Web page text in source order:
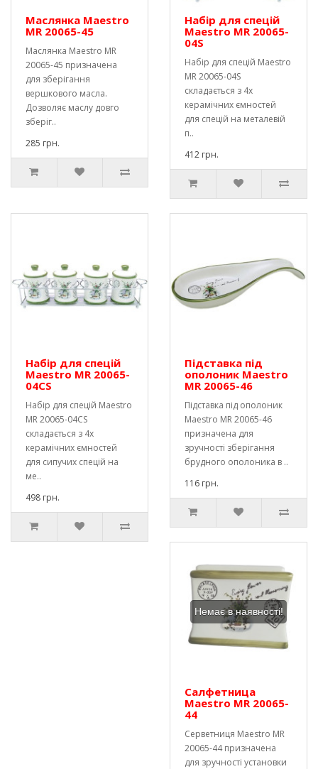
Маслянка Maestro
MR 20065-45
Маслянка Maestro MR
20065-45 призначена
для зберігання
вершкового масла.
Дозволяє маслу довго
зберіг..
285 грн.
Набір для спецій
Maestro MR 20065-
04S
Набір для спецій Maestro
MR 20065-04S
складається з 4х
керамічних ємностей
для спецій на металевій
п..
412 грн.
Набір для спецій
Maestro MR 20065-
04CS
Набір для спецій Maestro
MR 20065-04CS
складається з 4х
керамічних ємностей
для сипучих спецій на
ме..
498 грн.
Підставка під
ополоник Maestro
MR 20065-46
Підставка під ополоник
Maestro MR 20065-46
призначена для
зручності зберігання
брудного ополоника в ..
116 грн.
Немає в наявності!
Салфетница
Maestro MR 20065-
44
Серветниця Maestro MR
20065-44 призначена
для зручності установки